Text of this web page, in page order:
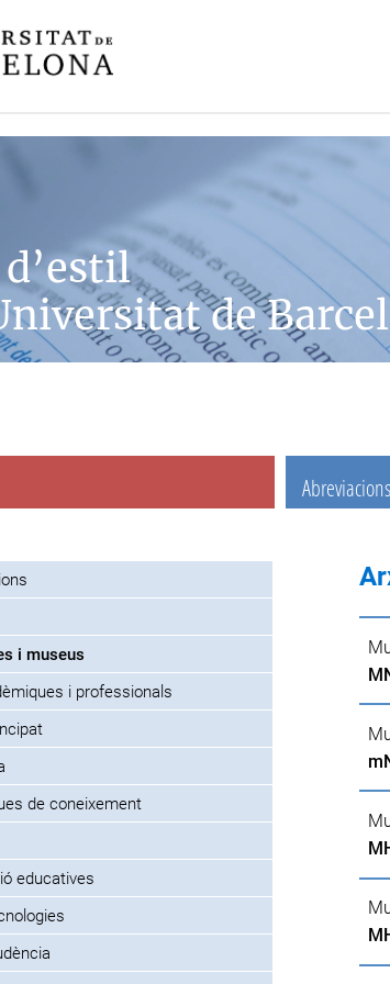
de
Abreviacions
i museus
i professionals
de coneixement
educatives